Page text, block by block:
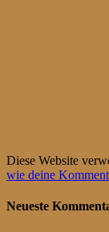
Diese Website
wie deine
Neueste